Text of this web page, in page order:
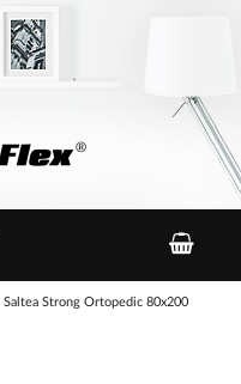
Saltea Strong Ortopedic 80x200